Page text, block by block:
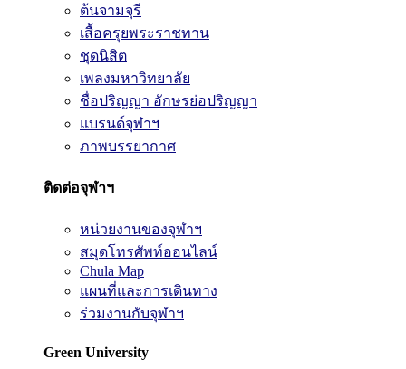
ต้นจามจุรี
เสื้อครุยพระราชทาน
ชุดนิสิต
เพลงมหาวิทยาลัย
ชื่อปริญญา อักษรย่อปริญญา
แบรนด์จุฬาฯ
ภาพบรรยากาศ
ติดต่อจุฬาฯ
หน่วยงานของจุฬาฯ
สมุดโทรศัพท์ออนไลน์
Chula Map
แผนที่และการเดินทาง
ร่วมงานกับจุฬาฯ
Green University